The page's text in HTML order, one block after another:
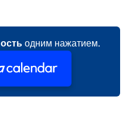
одним нажатием.